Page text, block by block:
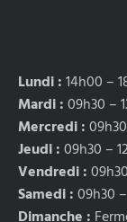
Lundi :14h00 –
Mardi :09h30 –
Mercredi :
Jeudi :09h30 –
Vendredi :
Samedi :09h30